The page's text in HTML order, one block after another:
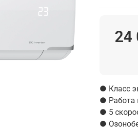
24
● Класс
● Работа
● 5
●